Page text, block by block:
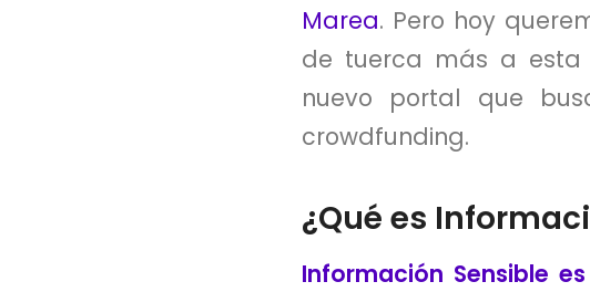
Marea. Pero hoy
de tuerca más a esta
nuevo portal que
crowdfunding.
¿Qué es
Información Sensible